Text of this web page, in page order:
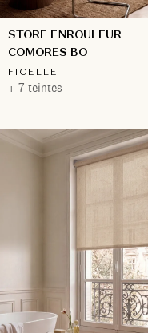
STORE ENROULEUR
COMORES BO
FICELLE
+ 7 teintes